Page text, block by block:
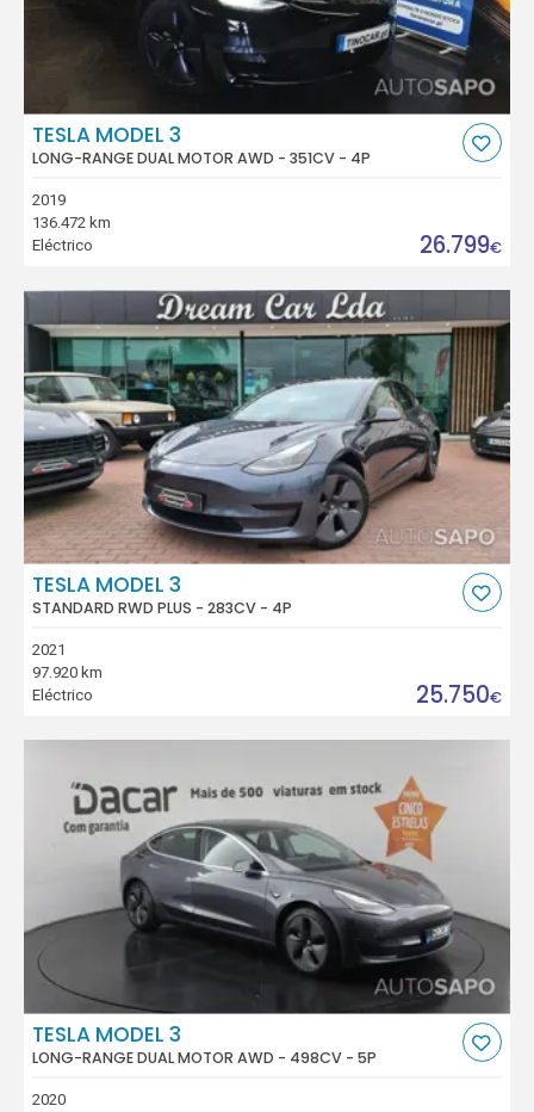
TESLA MODEL 3
LONG-RANGE DUAL MOTOR AWD - 351CV - 4P
2019
136.472 km
Eléctrico
26.799€
TESLA MODEL 3
STANDARD RWD PLUS - 283CV - 4P
2021
97.920 km
Eléctrico
25.750€
TESLA MODEL 3
LONG-RANGE DUAL MOTOR AWD - 498CV - 5P
2020